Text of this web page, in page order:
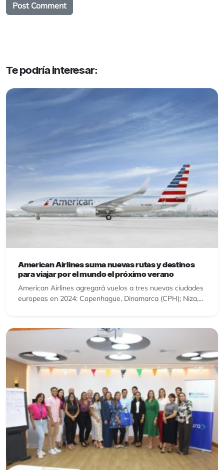
Te podría interesar:
American Airlines suma nuevas rutas y destinos
para viajar por el mundo el próximo verano
American Airlines agregará vuelos a tres nuevas ciudades
europeas en 2024: Copenhague, Dinamarca (CPH); Niza,...